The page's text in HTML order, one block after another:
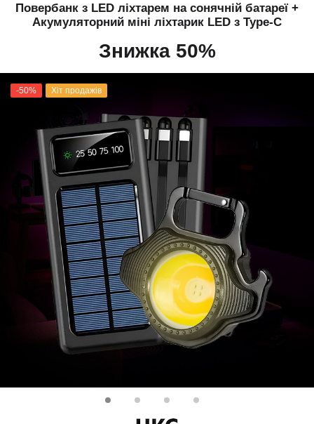
Повербанк з LED ліхтарем на сонячній батареї +
Акумуляторний міні ліхтарик LED з Type-C
Знижка 50%
-50% Хіт продажів